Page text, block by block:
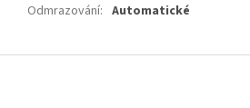
Odmrazování: Automatické